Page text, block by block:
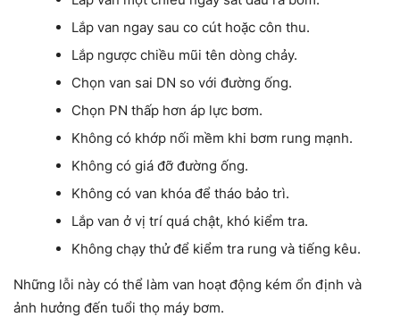
Lắp van ngay sau co cút hoặc côn thu.
Lắp ngược chiều mũi tên dòng chảy.
Chọn van sai DN so với đường ống.
Chọn PN thấp hơn áp lực bơm.
Không có khớp nối mềm khi bơm rung mạnh.
Không có giá đỡ đường ống.
Không có van khóa để tháo bảo trì.
Lắp van ở vị trí quá chật, khó kiểm tra.
Không chạy thử để kiểm tra rung và tiếng kêu.
Những lỗi này có thể làm van hoạt động kém ổn định và
ảnh hưởng đến tuổi thọ máy bơm.